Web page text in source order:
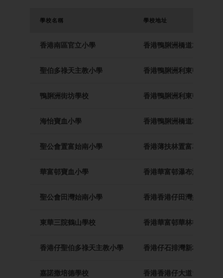
學校名稱 學校地址
香港南區官立小學 香港鴨脷洲橋道325號
聖伯多祿天主教小學 香港鴨脷洲利東邨第二期
鴨脷洲街坊學校 香港鴨脷洲利東邨利東邨
海怡寶血小學 香港鴨脷洲橋道355號
聖公會置富始南小學 香港薄扶林置富花園置富
華富邨寶血小學 香港華富邨瀑布灣道27號
聖公會田灣始南小學 香港香港仔田灣始南徑1
東華三院鶴山學校 香港華富邨華林徑5號
香港仔聖伯多祿天主教小學 香港仔石排灣新村第二期
嘉諾撒培德學校 香港香港仔大道180號